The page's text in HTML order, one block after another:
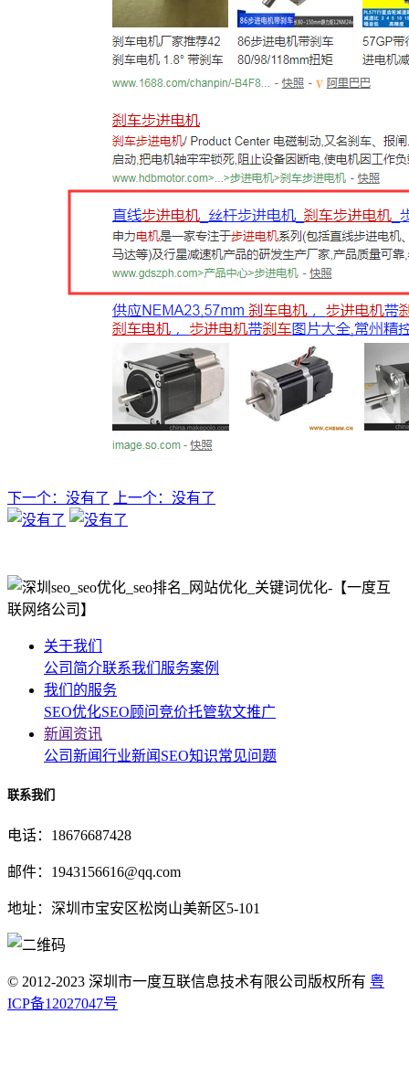
下一个：没有了 上一个：没有了
关于我们
公司简介联系我们 服务案例
我们的服务
SEO优化SEO顾问竞价托管软文推广
新闻资讯
公司新闻行业新闻 SEO知识常见问题
联系我们
电话：18676687428
邮件：1943156616@qq.com
地址：深圳市宝安区松岗山美新区5-101
© 2012-2023 深圳市一度互联信息技术有限公司版权所有 粤
ICP备12027047号